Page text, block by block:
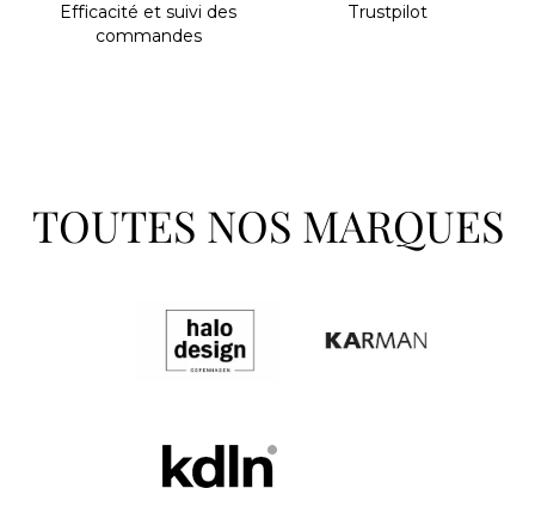
Efﬁcacité et suivi des
commandes
Trustpilot
TOUTES NOS MARQUES